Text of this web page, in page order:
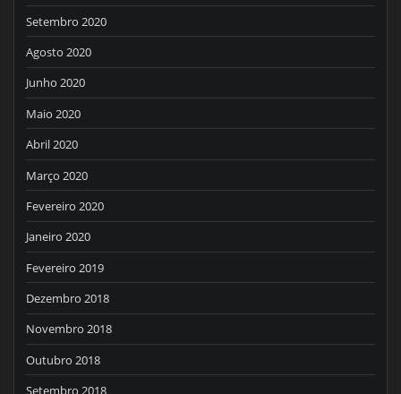
Setembro 2020
Agosto 2020
Junho 2020
Maio 2020
Abril 2020
Março 2020
Fevereiro 2020
Janeiro 2020
Fevereiro 2019
Dezembro 2018
Novembro 2018
Outubro 2018
Setembro 2018